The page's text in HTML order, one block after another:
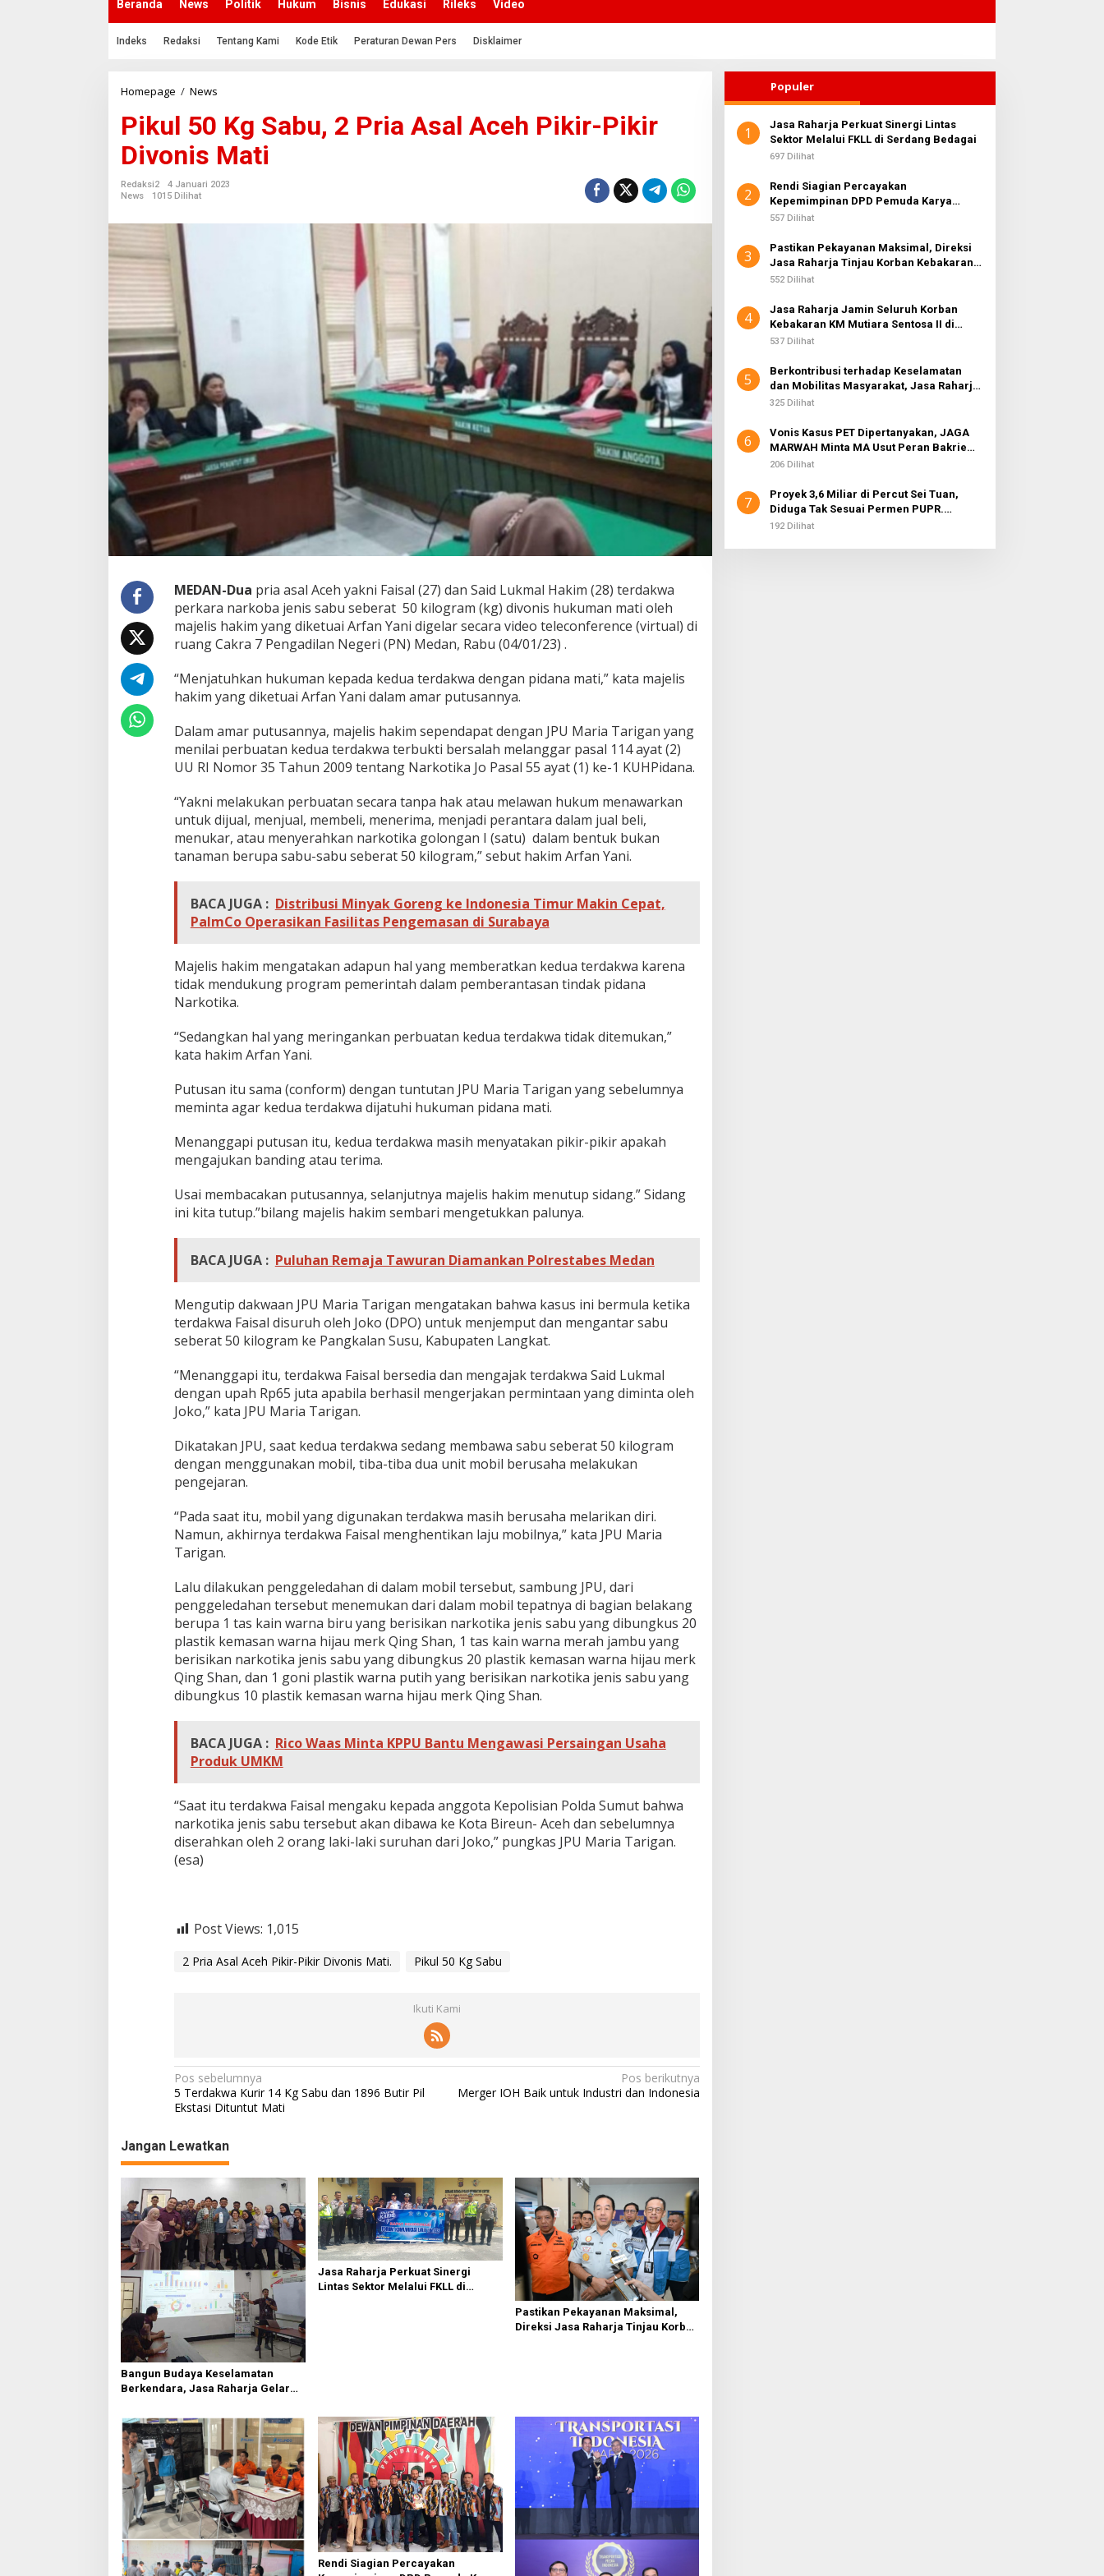
Beranda News Politik Hukum Bisnis Edukasi Rileks Video
Indeks Redaksi Tentang Kami Kode Etik Peraturan Dewan Pers Disklaimer
Homepage / News
l
5
0
S
A
s
a
A
c
e
h
i
r
i
k
r
D
v
o
i
M
a
i
Pikul 50 Kg Sabu, 2 Pria Asal Aceh Pikir-Pikir
Divonis Mati
Redaksi2
4 Januari 2023
News
1015 Dilihat
MEDAN-Dua pria asal Aceh yakni Faisal (27) dan Said Lukmal Hakim (28) terdakwa
perkara narkoba jenis sabu seberat 50 kilogram (kg) divonis hukuman mati oleh
majelis hakim yang diketuai Arfan Yani digelar secara video teleconference (virtual) di
ruang Cakra 7 Pengadilan Negeri (PN) Medan, Rabu (04/01/23) .
“Menjatuhkan hukuman kepada kedua terdakwa dengan pidana mati,” kata majelis
hakim yang diketuai Arfan Yani dalam amar putusannya.
Dalam amar putusannya, majelis hakim sependapat dengan JPU Maria Tarigan yang
menilai perbuatan kedua terdakwa terbukti bersalah melanggar pasal 114 ayat (2)
UU RI Nomor 35 Tahun 2009 tentang Narkotika Jo Pasal 55 ayat (1) ke-1 KUHPidana.
“Yakni melakukan perbuatan secara tanpa hak atau melawan hukum menawarkan
untuk dijual, menjual, membeli, menerima, menjadi perantara dalam jual beli,
menukar, atau menyerahkan narkotika golongan I (satu) dalam bentuk bukan
tanaman berupa sabu-sabu seberat 50 kilogram,” sebut hakim Arfan Yani.
BACA JUGA : Distribusi Minyak Goreng ke Indonesia Timur Makin Cepat,
PalmCo Operasikan Fasilitas Pengemasan di Surabaya
Majelis hakim mengatakan adapun hal yang memberatkan kedua terdakwa karena
tidak mendukung program pemerintah dalam pemberantasan tindak pidana
Narkotika.
“Sedangkan hal yang meringankan perbuatan kedua terdakwa tidak ditemukan,”
kata hakim Arfan Yani.
Putusan itu sama (conform) dengan tuntutan JPU Maria Tarigan yang sebelumnya
meminta agar kedua terdakwa dijatuhi hukuman pidana mati.
Menanggapi putusan itu, kedua terdakwa masih menyatakan pikir-pikir apakah
mengajukan banding atau terima.
Usai membacakan putusannya, selanjutnya majelis hakim menutup sidang.” Sidang
ini kita tutup.”bilang majelis hakim sembari mengetukkan palunya.
BACA JUGA : Puluhan Remaja Tawuran Diamankan Polrestabes Medan
Mengutip dakwaan JPU Maria Tarigan mengatakan bahwa kasus ini bermula ketika
terdakwa Faisal disuruh oleh Joko (DPO) untuk menjemput dan mengantar sabu
seberat 50 kilogram ke Pangkalan Susu, Kabupaten Langkat.
“Menanggapi itu, terdakwa Faisal bersedia dan mengajak terdakwa Said Lukmal
dengan upah Rp65 juta apabila berhasil mengerjakan permintaan yang diminta oleh
Joko,” kata JPU Maria Tarigan.
Dikatakan JPU, saat kedua terdakwa sedang membawa sabu seberat 50 kilogram
dengan menggunakan mobil, tiba-tiba dua unit mobil berusaha melakukan
pengejaran.
“Pada saat itu, mobil yang digunakan terdakwa masih berusaha melarikan diri.
Namun, akhirnya terdakwa Faisal menghentikan laju mobilnya,” kata JPU Maria
Tarigan.
Lalu dilakukan penggeledahan di dalam mobil tersebut, sambung JPU, dari
penggeledahan tersebut menemukan dari dalam mobil tepatnya di bagian belakang
berupa 1 tas kain warna biru yang berisikan narkotika jenis sabu yang dibungkus 20
plastik kemasan warna hijau merk Qing Shan, 1 tas kain warna merah jambu yang
berisikan narkotika jenis sabu yang dibungkus 20 plastik kemasan warna hijau merk
Qing Shan, dan 1 goni plastik warna putih yang berisikan narkotika jenis sabu yang
dibungkus 10 plastik kemasan warna hijau merk Qing Shan.
BACA JUGA : Rico Waas Minta KPPU Bantu Mengawasi Persaingan Usaha
Produk UMKM
“Saat itu terdakwa Faisal mengaku kepada anggota Kepolisian Polda Sumut bahwa
narkotika jenis sabu tersebut akan dibawa ke Kota Bireun- Aceh dan sebelumnya
diserahkan oleh 2 orang laki-laki suruhan dari Joko,” pungkas JPU Maria Tarigan.
(esa)
Post Views: 1,015
2 Pria Asal Aceh Pikir-Pikir Divonis Mati. Pikul 50 Kg Sabu
Ikuti Kami
N
a
i
g
a
s
i
p
o
s
Pos sebelumnya
5 Terdakwa Kurir 14 Kg Sabu dan 1896 Butir Pil
Ekstasi Dituntut Mati
Pos berikutnya
Merger IOH Baik untuk Industri dan Indonesia
Jangan Lewatkan
Bangun Budaya Keselamatan
Berkendara, Jasa Raharja Gelar
Medan Industri
Jasa Raharja Perkuat Sinergi
Lintas Sektor Melalui FKLL di
Pastikan Pekayanan Maksimal,
Direksi Jasa Raharja Tinjau Korban
Rendi Siagian Percayakan
Populer
1
Jasa Raharja Perkuat Sinergi Lintas
Sektor Melalui FKLL di Serdang Bedagai
697 Dilihat
2
Rendi Siagian Percayakan
Kepemimpinan DPD Pemuda Karya
Nasional Kota Medan kepada Josef
557 Dilihat
3
Pastikan Pekayanan Maksimal, Direksi
Jasa Raharja Tinjau Korban Kebakaran
KM Mutiara Sentosa II
552 Dilihat
4
Jasa Raharja Jamin Seluruh Korban
Kebakaran KM Mutiara Sentosa II di
Perairan Sumenep
537 Dilihat
5
Berkontribusi terhadap Keselamatan
dan Mobilitas Masyarakat, Jasa Raharja
Raih Penghargaan di Ajang Transportasi
325 Dilihat
6
Vonis Kasus PET Dipertanyakan, JAGA
MARWAH Minta MA Usut Peran Bakrie
Group
206 Dilihat
7
Proyek 3,6 Miliar di Percut Sei Tuan,
Diduga Tak Sesuai Permen PUPR.
Volume dan Nama Pengawas Tidak
192 Dilihat